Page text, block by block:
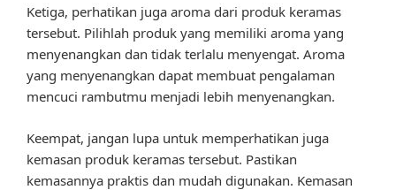
Ketiga, perhatikan juga aroma dari produk keramas
tersebut. Pilihlah produk yang memiliki aroma yang
menyenangkan dan tidak terlalu menyengat. Aroma
yang menyenangkan dapat membuat pengalaman
mencuci rambutmu menjadi lebih menyenangkan.
Keempat, jangan lupa untuk memperhatikan juga
kemasan produk keramas tersebut. Pastikan
kemasannya praktis dan mudah digunakan. Kemasan